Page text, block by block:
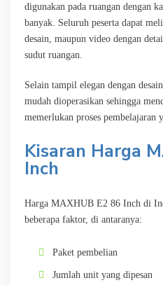
digunakan pada ruangan dengan
banyak. Seluruh peserta dapat
desain, maupun video dengan
sudut ruangan.
Selain tampil elegan dengan
mudah dioperasikan sehingga
memerlukan proses pembelajaran
Kisaran Harga
Inch
Harga MAXHUB E2 86 Inch di
beberapa faktor, di antaranya:
Paket pembelian
Jumlah unit yang dipesan